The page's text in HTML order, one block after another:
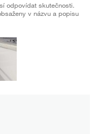
odpovídat skutečnosti.
v názvu a popisu